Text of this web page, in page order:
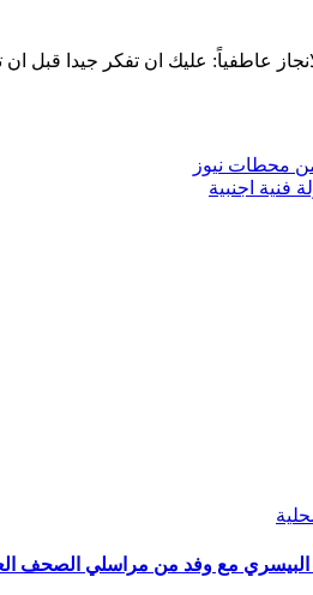
عاطفياً: عليك ان تفكر جيدا
فنية اجنبية
البيسري مع وفد من مراسلي الصحف